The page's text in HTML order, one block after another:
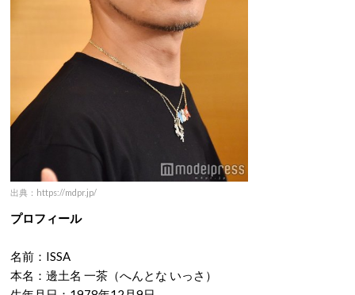
出典：https://mdpr.jp/
プロフィール
名前：ISSA
本名：邊土名 一茶（へんとな いっさ）